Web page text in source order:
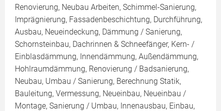
Renovierung, Neubau Arbeiten, Schimmel-Sanierung,
Imprägnierung, Fassadenbeschichtung, Durchführung,
Ausbau, Neueindeckung, Dämmung / Sanierung,
Schornsteinbau, Dachrinnen & Schneefänger, Kern- /
Einblasdämmung, Innendämmung, Außendämmung,
Hohlraumdämmung, Renovierung / Badsanierung,
Neubau, Umbau / Sanierung, Berechnung Statik,
Bauleitung, Vermessung, Neueinbau, Neueinbau /
Montage, Sanierung / Umbau, Innenausbau, Einbau,